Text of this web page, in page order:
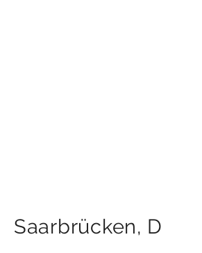
Saarbrücken, D